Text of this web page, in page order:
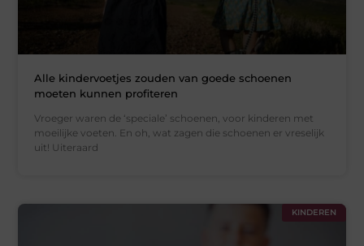
Alle kindervoetjes zouden van goede schoenen
moeten kunnen profiteren
Vroeger waren de ‘speciale’ schoenen, voor kinderen met
moeilijke voeten. En oh, wat zagen die schoenen er vreselijk
uit! Uiteraard
KINDEREN